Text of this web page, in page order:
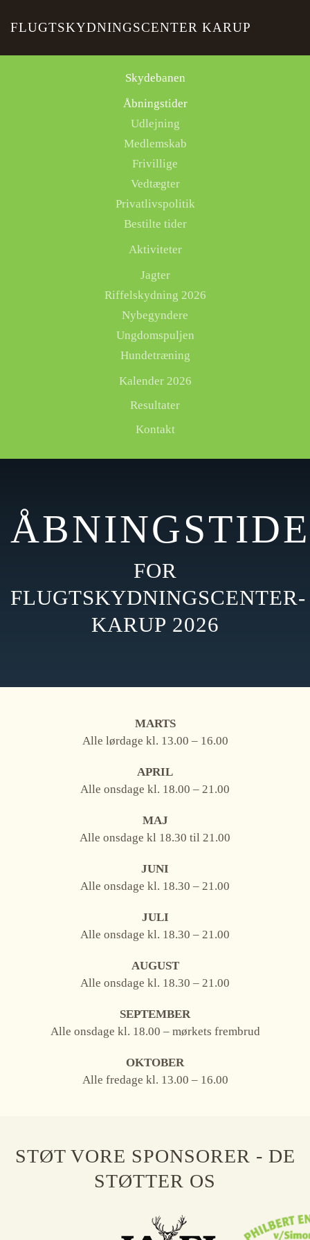
FLUGTSKYDNINGSCENTER KARUP
Skydebanen
Åbningstider
Udlejning
Medlemskab
Frivillige
Vedtægter
Privatlivspolitik
Bestilte tider
Aktiviteter
Jagter
Riffelskydning 2026
Nybegyndere
Ungdomspuljen
Hundetræning
Kalender 2026
Resultater
Kontakt
FOR
FLUGTSKYDNINGSCENTER-
KARUP 2026
MARTS
Alle lørdage kl. 13.00 – 16.00
APRIL
Alle onsdage kl. 18.00 – 21.00
MAJ
Alle onsdage kl 18.30 til 21.00
JUNI
Alle onsdage kl. 18.30 – 21.00
JULI
Alle onsdage kl. 18.30 – 21.00
AUGUST
Alle onsdage kl. 18.30 – 21.00
SEPTEMBER
Alle onsdage kl. 18.00 – mørkets frembrud
OKTOBER
Alle fredage kl. 13.00 – 16.00
STØT VORE SPONSORER - DE
STØTTER OS